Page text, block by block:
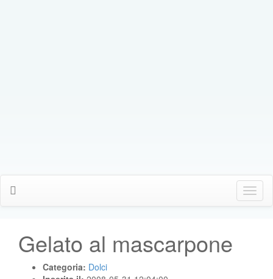
Click
Me
Gelato al mascarpone
Categoria: Dolci